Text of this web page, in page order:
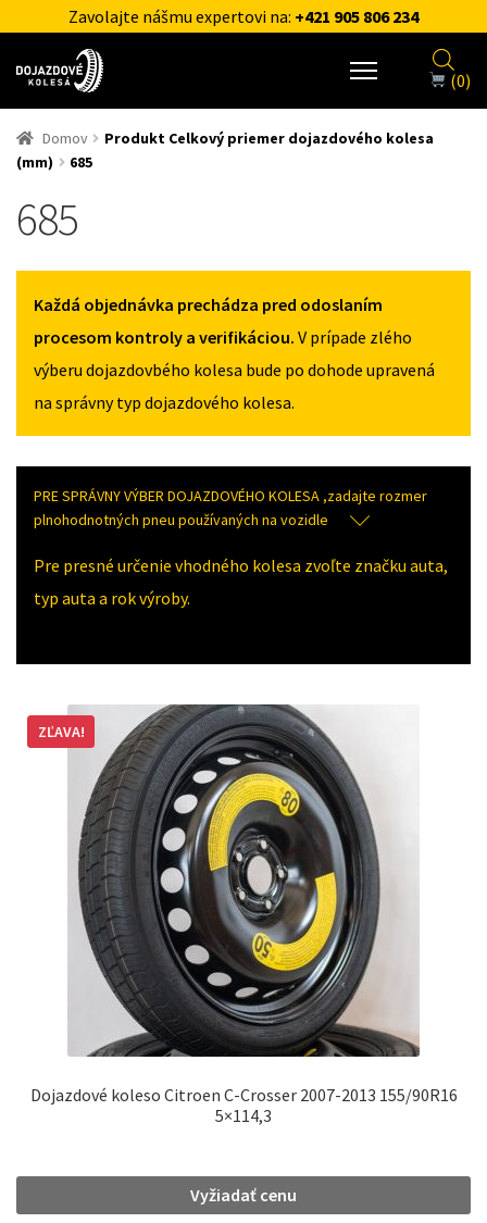
Zavolajte nášmu expertovi na: +421 905 806 234
(0)
Domov
Produkt Celkový priemer dojazdového kolesa
(mm)
685
685
Každá objednávka prechádza pred odoslaním
procesom kontroly a verifikáciou. V prípade zlého
výberu dojazdovbého kolesa bude po dohode upravená
na správny typ dojazdového kolesa.
PRE SPRÁVNY VÝBER DOJAZDOVÉHO KOLESA ,zadajte rozmer
plnohodnotných pneu používaných na vozidle
Pre presné určenie vhodného kolesa zvoľte značku auta,
typ auta a rok výroby.
Dojazdové koleso Citroen C-Crosser 2007-2013 155/90R16
5×114,3
ZĽAVA!
Vyžiadať cenu